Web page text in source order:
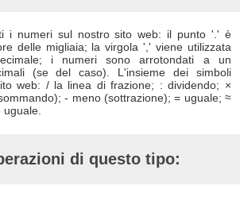
i numeri sul nostro sito web: il punto '.' è
delle migliaia; la virgola ',' viene utilizzata
i numeri sono arrotondati a un
(se del caso). L'insieme dei simboli
web: / la linea di frazione; : dividendo; ×
- meno (sottrazione); = uguale; ≈
di questo tipo: